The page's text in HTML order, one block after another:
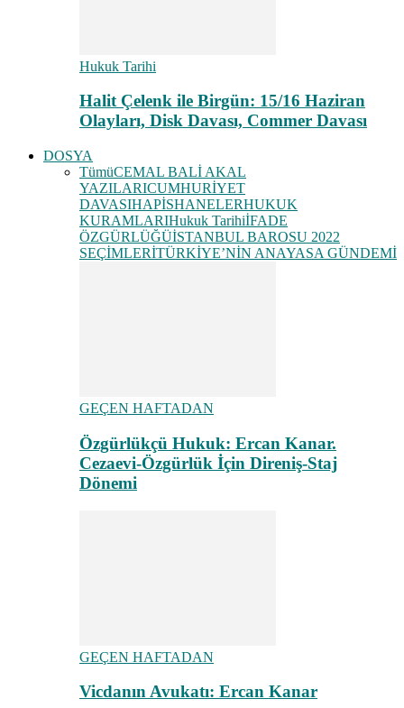
Hukuk Tarihi
Halit Çelenk ile Birgün: 15/16 Haziran
Olayları, Disk Davası, Commer Davası
DOSYA
TümüCEMAL BALİ AKAL
YAZILARICUMHURİYET
DAVASIHAPİSHANELERHUKUK
KURAMLARIHukuk TarihiİFADE
ÖZGÜRLÜĞÜİSTANBUL BAROSU 2022
SEÇİMLERİTÜRKİYE’NİN ANAYASA GÜNDEMİ
GEÇEN HAFTADAN
Özgürlükçü Hukuk: Ercan Kanar.
Cezaevi-Özgürlük İçin Direniş-Staj
Dönemi
GEÇEN HAFTADAN
Vicdanın Avukatı: Ercan Kanar